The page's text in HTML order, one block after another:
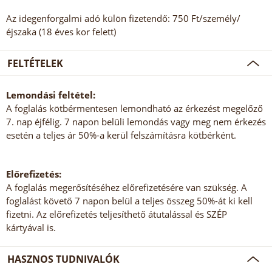
Az idegenforgalmi adó külön fizetendő: 750 Ft/személy/
éjszaka (18 éves kor felett)
FELTÉTELEK
Lemondási feltétel:
A foglalás kötbérmentesen lemondható az érkezést megelőző
7. nap éjfélig. 7 napon belüli lemondás vagy meg nem érkezés
esetén a teljes ár 50%-a kerül felszámításra kötbérként.
Előrefizetés:
A foglalás megerősítéséhez előrefizetésére van szükség. A
foglalást követő 7 napon belül a teljes összeg 50%-át ki kell
fizetni. Az előrefizetés teljesíthető átutalással és SZÉP
kártyával is.
HASZNOS TUDNIVALÓK